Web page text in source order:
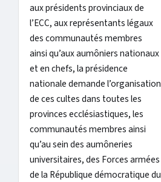
aux présidents provinciaux de
l’ECC, aux représentants légaux
des communautés membres
ainsi qu’aux aumôniers nationaux
et en chefs, la présidence
nationale demande l’organisation
de ces cultes dans toutes les
provinces ecclésiastiques, les
communautés membres ainsi
qu’au sein des aumôneries
universitaires, des Forces armées
de la République démocratique du